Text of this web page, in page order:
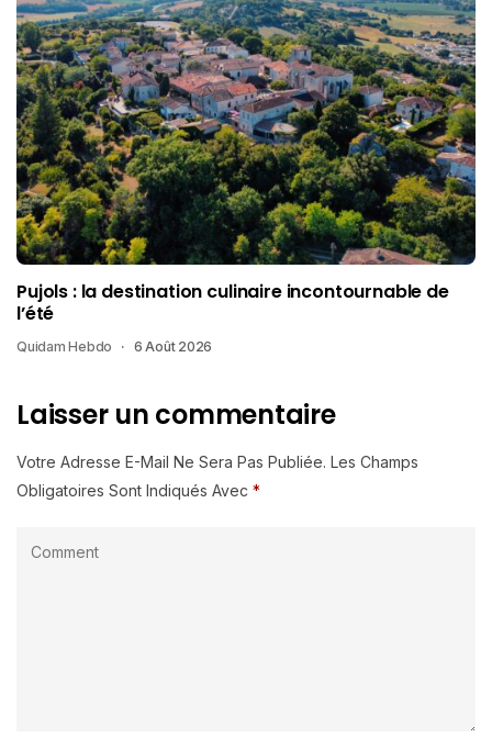
Pujols : la destination culinaire incontournable de
l’été
Quidam Hebdo 6 Août 2026
Laisser un commentaire
Votre Adresse E-Mail Ne Sera Pas Publiée. Les Champs
Obligatoires Sont Indiqués Avec *